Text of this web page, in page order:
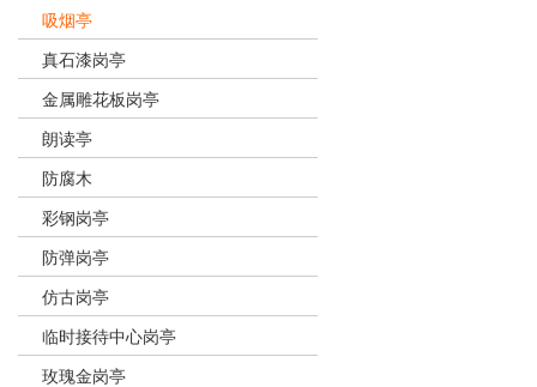
吸烟亭
真石漆岗亭
金属雕花板岗亭
朗读亭
防腐木
彩钢岗亭
防弹岗亭
仿古岗亭
临时接待中心岗亭
玫瑰金岗亭